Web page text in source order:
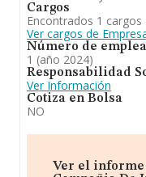
Cargos
Encontrados 1
Ver cargos de
Número de
1 (año 2024)
Responsabilidad
Ver Información
Cotiza en Bolsa
NO
Ver el